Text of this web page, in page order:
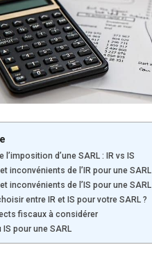
l’imposition d’une SARL : IR vs IS
inconvénients de l’IR pour une SARL
inconvénients de l’IS pour une SARL
entre IR et IS pour votre SARL ?
fiscaux à considérer
IS pour une SARL